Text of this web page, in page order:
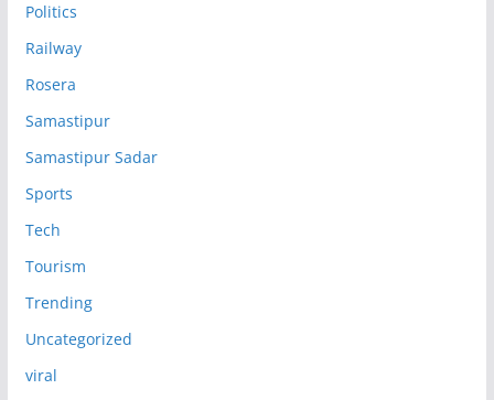
Politics
Railway
Rosera
Samastipur
Samastipur Sadar
Sports
Tech
Tourism
Trending
Uncategorized
viral